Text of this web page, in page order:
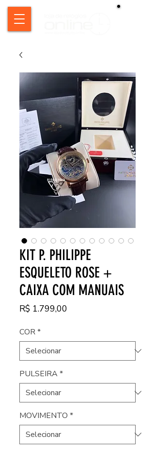
KIT P. PHILIPPE
ESQUELETO ROSE +
CAIXA COM MANUAIS
R$ 1.799,00
COR*
PULSEIRA*
MOVIMENTO *